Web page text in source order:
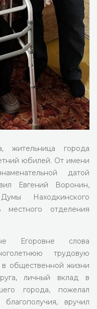
жительница города
юбилей. От имени
датой
Евгений Воронин,
Находкинского
местного отделения
Егоровне слова
трудовую
в общественной жизни
личный вклад в
города, пожелал
вручил